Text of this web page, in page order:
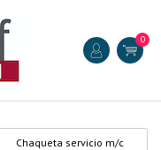
0
Chaqueta servicio m/c